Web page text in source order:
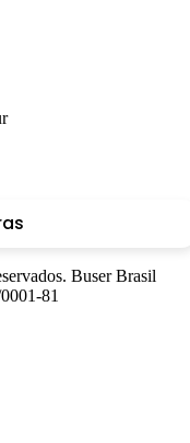
Buser Brasil
81